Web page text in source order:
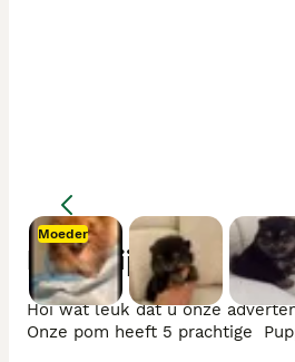
Moeder
Moeder
Beschrijving
Hoi wat leuk dat u onze
Onze pom heeft 5 prachtige